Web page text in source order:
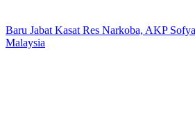
Baru Jabat Kasat Res Narkoba, AKP
Malaysia